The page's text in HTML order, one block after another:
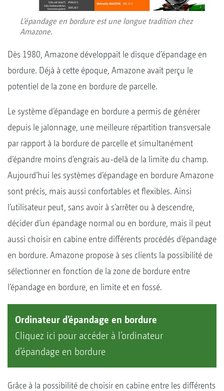
L’épandage en bordure est une longue tradition chez
Amazone.
Dès 1980, Amazone développait le disque d’épandage en
bordure. Déjà à cette époque, Amazone avait perçu le
potentiel de la zone en bordure de parcelle.
Le système d’épandage en bordure a permis de générer
depuis le jalonnage, une meilleure répartition transversale
par rapport à la bordure de parcelle et simultanément
d’épandre moins d’engrais au-delà de la limite du champ.
Aujourd’hui les systèmes d’épandage en bordure Amazone
sont précis, mais aussi confortables et flexibles. Ainsi
l’utilisateur peut, sans avoir à s’arrêter ou à descendre,
décider d’un épandage normal ou en bordure, mais il peut
aussi choisir en cabine entre différents procédés d’épandage
en bordure. Amazone propose à ses clients la possibilité de
sélectionner en fonction de la zone de bordure entre
l’épandage en bordure, en limite et en fossé.
Ordinateur d’épandage en bordure
Cliquez ici pour accéder à l’ordinateur
d’épandage en bordure
Grâce à la possibilité de choisir en cabine entre les différents